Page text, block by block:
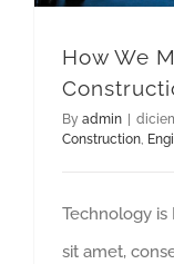
How We
By admin |
Construction
Technology
sit amet,